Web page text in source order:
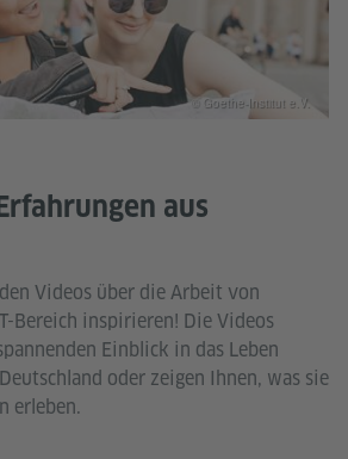
aus
Videos über die Arbeit von
Bereich inspirieren! Die Videos
Einblick in das Leben
oder zeigen Ihnen, was sie
erleben.
© Goethe-Institut e.V.